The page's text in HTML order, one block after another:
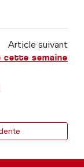
Article suivant
cette semaine